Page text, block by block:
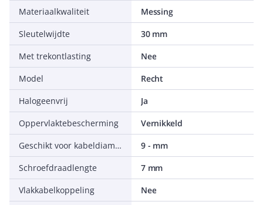
Materiaalkwaliteit
Messing
Sleutelwijdte
30 mm
Met trekontlasting
Nee
Model
Recht
Halogeenvrij
Ja
Oppervlaktebescherming
Vernikkeld
Geschikt voor kabeldiameter
9 - mm
Schroefdraadlengte
7 mm
Vlakkabelkoppeling
Nee